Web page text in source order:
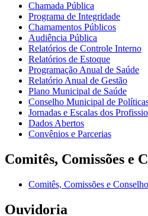
Chamada Pública
Programa de Integridade
Chamamentos Públicos
Audiência Pública
Relatórios de Controle Interno
Relatórios de Estoque
Programação Anual de Saúde
Relatório Anual de Gestão
Plano Municipal de Saúde
Conselho Municipal de
Jornadas e Escalas dos
Dados Abertos
Convênios e Parcerias
Comitês, Comissões e
Comitês, Comissões e
Ouvidoria